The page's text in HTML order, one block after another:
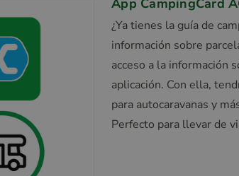
App CampingCard
¿Ya tienes la guía de
información sobre
acceso a la información
aplicación. Con ella,
para autocaravanas y
Perfecto para llevar de